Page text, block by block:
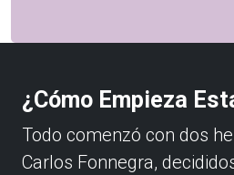
¿Cómo Empieza
Todo comenzó con dos
Carlos Fonnegra,